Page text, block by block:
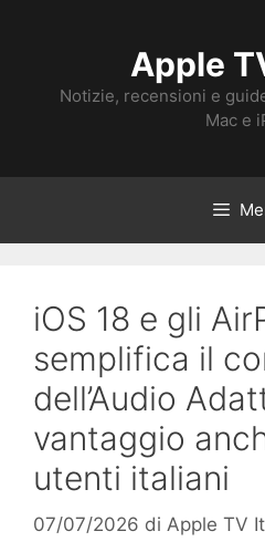
Apple
Notizie, recensioni e
Mac e
iOS 18 e gli
semplifica il
dell’Audio
vantaggio
utenti italiani
07/07/2026 di Apple TV